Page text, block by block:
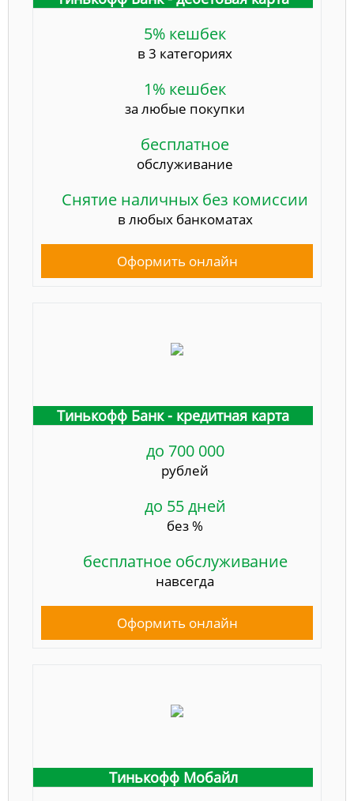
5% кешбек
в 3 категориях
1% кешбек
за любые покупки
бесплатное
обслуживание
Снятие наличных без комиссии
в любых банкоматах
Оформить онлайн
Тинькофф Банк - кредитная карта
до 700 000
рублей
до 55 дней
без %
бесплатное обслуживание
навсегда
Оформить онлайн
Тинькофф Мобайл